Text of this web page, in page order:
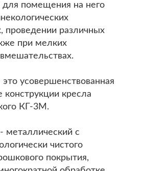
для помещения на него
проведении различных
при мелких
усовершенствованная
конструкции кресла
КГ-3М.
- металлический с
чистого
покрытия,